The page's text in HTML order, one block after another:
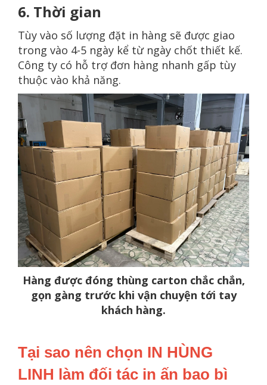
6. Thời gian
Tùy vào số lượng đặt in hàng sẽ được giao
trong vào 4-5 ngày kể từ ngày chốt thiết kế.
Công ty có hỗ trợ đơn hàng nhanh gấp tùy
thuộc vào khả năng.
Hàng được đóng thùng carton chắc chắn,
gọn gàng trước khi vận chuyện tới tay
khách hàng.
Tại sao nên chọn IN HÙNG
LINH làm đối tác in ấn bao bì